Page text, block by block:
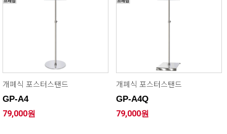
개폐식 포스터스탠드
GP-A4
79,000원
개폐식 포스터스탠드
GP-A4Q
79,000원